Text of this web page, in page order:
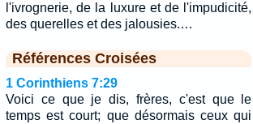
l'ivrognerie, de la luxure et de l'impudicité,
des querelles et des jalousies.…
Références Croisées
1 Corinthiens 7:29
Voici ce que je dis, frères, c'est que le
temps est court; que désormais ceux qui